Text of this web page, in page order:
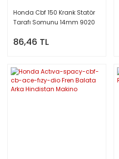
Honda Cbf 150 Krank Statör
Tarafı Somunu 14mm 9020
86,46 TL